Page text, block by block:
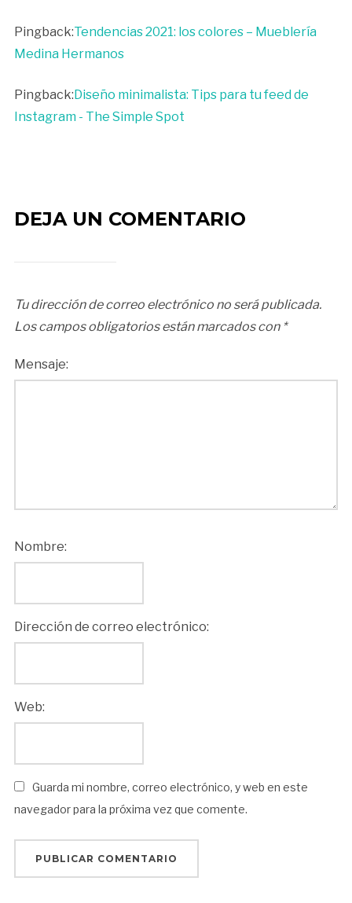
Pingback:Tendencias 2021: los colores – Mueblería
Medina Hermanos
Pingback:Diseño minimalista: Tips para tu feed de
Instagram - The Simple Spot
DEJA UN COMENTARIO
Tu dirección de correo electrónico no será publicada.
Los campos obligatorios están marcados con *
Mensaje:
Nombre:
Dirección de correo electrónico:
Web:
Guarda mi nombre, correo electrónico, y web en este
navegador para la próxima vez que comente.